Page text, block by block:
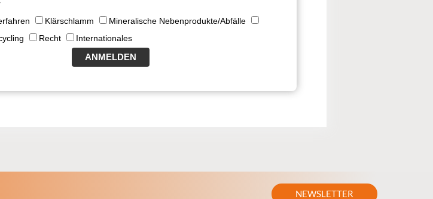
Klärschlamm
Mineralische Nebenprodukte/Abfälle
Recht Internationales
ANMELDEN
NEWSLETTER